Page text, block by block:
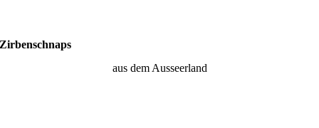
Zirbenschnaps
aus dem Ausseerland